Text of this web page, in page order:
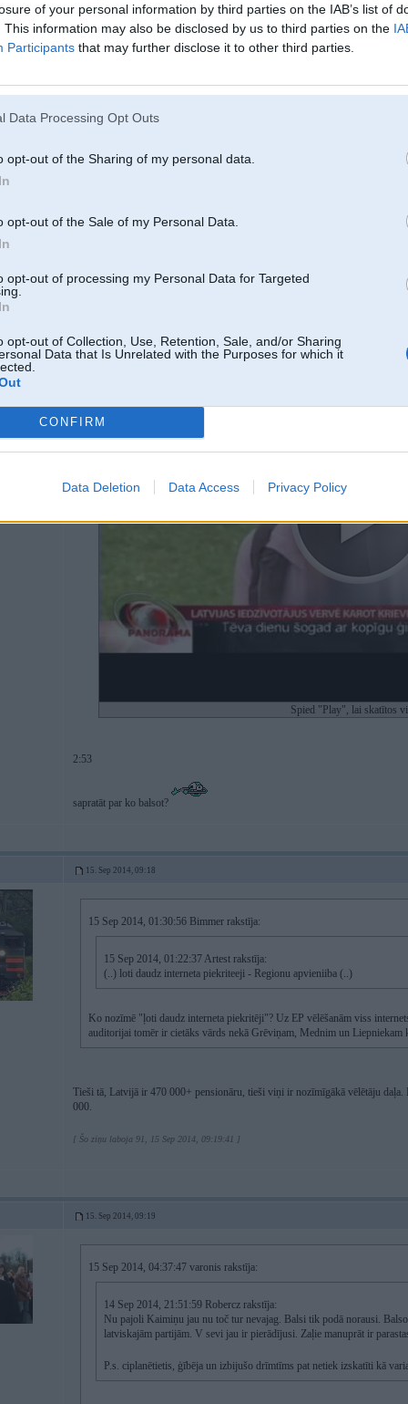
of your personal information by third parties on the IAB’s list of
This information may also be disclosed by us to third parties on the
Participants that may further disclose it to other third parties.
Data Processing Opt Outs
opt-out of the Sharing of my personal data.
opt-out of the Sale of my Personal Data.
opt-out of processing my Personal Data for Targeted
opt-out of Collection, Use, Retention, Sale, and/or Sharing
Data that Is Unrelated with the Purposes for which it
CONFIRM
Data Deletion Data Access Privacy Policy
Varbūt mēs ko nezinām, padalies ar NA sasniegumiem pagājušajos 4
dažādās jomās tur maz kas...
NA vismaz savu virzienu ietur un nemaina kažoka pusi katru reizi, kad tas
SC populisti un uz kredīta dzīvotāji, sociālās garantijas ir viņu jājamzirdziņš
Pārējos nav jēgas nemaz apspriest.
Vēl no potenciālajiem kandidātiem, Reģionu partija - kas ir jauns spēlētājs,
Spied "Play", lai skatītos
2:53
sapratāt par ko balsot?
15. Sep 2014, 09:18
15 Sep 2014, 01:30:56 Bimmer rakstīja:
15 Sep 2014, 01:22:37 Artest rakstīja:
(..) loti daudz interneta piekriteeji - Regionu apvieniiba (..)
Ko nozīmē "ļoti daudz interneta piekritēji"? Uz EP vēlēšanām viss
auditorijai tomēr ir cietāks vārds nekā Grēviņam, Mednim un Liepniekam
Tieši tā, Latvijā ir 470 000+ pensionāru, tieši viņi ir nozīmīgākā vēlētāju daļa.
000.
[ Šo ziņu laboja 91, 15 Sep 2014, 09:19:41 ]
15. Sep 2014, 09:19
15 Sep 2014, 04:37:47 varonis rakstīja:
14 Sep 2014, 21:51:59 Robercz rakstīja:
Nu pajoli Kaimiņu jau nu toč tur nevajag. Balsi tik podā norausi.
latviskajām partijām. V sevi jau ir pierādījusi. Zaļie manuprāt ir
P.s. ciplanētietis, ģībēja un izbijušo drīmtīms pat netiek izskatīti kā